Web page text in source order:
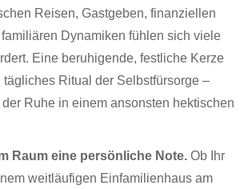
Reisen, Gastgeben, finanziellen
Dynamiken fühlen sich viele
Eine beruhigende, festliche Kerze
tägliches Ritual der Selbstfürsorge –
Ruhe in einem ansonsten hektischen
Raum eine persönliche Note. Ob Ihr
weitläufigen Einfamilienhaus am